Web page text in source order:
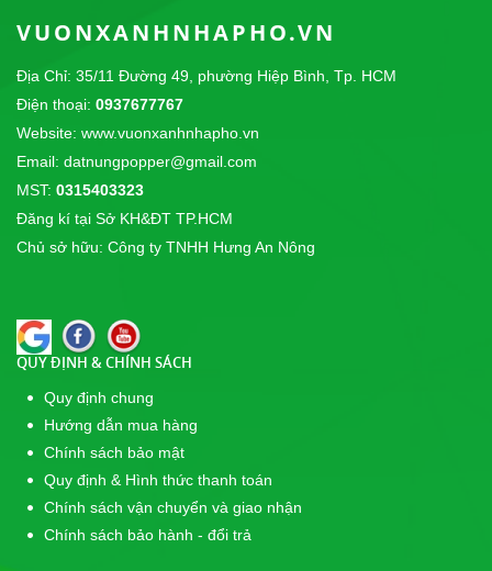
10/04/2018
14/09/2017
CÔNG TY TNHH THỰC PHẨM SƠN THÁI chúng
Giải Cầu Lông Công Viên Lê Văn Tám - Cup
POPPER 2017
VUONXANHNHAPHO.VN
Địa Chỉ: 35/11 Đường 49, phường Hiệp Bình, Tp. HCM
Điện thoại: 0937677767
Website: www.vuonxanhnhapho.vn
Email: datnungpopper@gmail.com
MST: 0315403323
Đăng kí tại Sở KH&ĐT TP.HCM
Chủ sở hữu: Công ty TNHH Hưng An Nông
QUY ĐỊNH & CHÍNH SÁCH
Quy định chung
Hướng dẫn mua hàng
Chính sách bảo mật
Quy định & Hình thức thanh toán
Chính sách vận chuyển và giao nhận
Chính sách bảo hành - đổi trả